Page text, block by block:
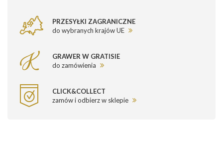
PRZESYŁKI ZAGRANICZNE
do wybranych krajów UE
GRAWER W GRATISIE
do zamówienia
CLICK&COLLECT
zamów i odbierz w sklepie